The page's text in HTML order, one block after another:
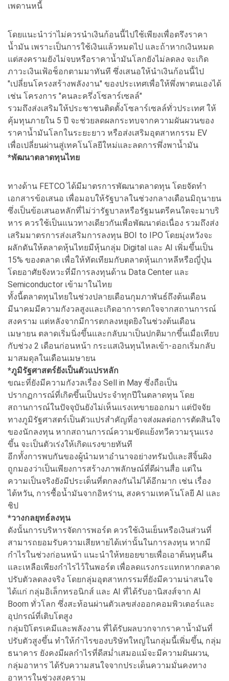
เพดานหนี้
โดยแนะนำว่าไม่ควรนำเงินก้อนนี้ไปใช้เพียงเพื่อตรึงราคา
น้ำมัน เพราะเป็นการใช้เงินแล้วหมดไป และถ้าหากเงินหมด
แต่สงครามยังไม่จบหรือราคาน้ำมันโลกยังไม่ลดลง จะเกิด
ภาวะเงินเฟ้อช็อกตามมาทันที ซึ่งเสนอให้นำเงินก้อนนี้ไป
"เปลี่ยนโครงสร้างพลังงาน" ของประเทศเพื่อให้พึ่งพาตนเองได้
เช่น โครงการ "คนละครึ่งโซลาร์เซลล์"
รวมถึงส่งเสริมให้ประชาชนติดตั้งโซลาร์เซลล์ทั่วประเทศ ให้
คุ้มทุนภายใน 5 ปี จะช่วยลดผลกระทบจากความผันผวนของ
ราคาน้ำมันโลกในระยะยาว หรือส่งเสริมอุตสาหกรรม EV
เพื่อเปลี่ยนผ่านสู่เทคโนโลยีใหม่และลดการพึ่งพาน้ำมัน
*พัฒนาตลาดทุนไทย
ทางด้าน FETCO ได้มีมาตรการพัฒนาตลาดทุน โดยจัดทำ
เอกสารข้อเสนอ เพื่อมอบให้รัฐบาลในช่วงกลางเดือนมิถุนายน
ซึ่งเป็นข้อเสนอหลักที่ไม่ว่ารัฐบาลหรือรัฐมนตรีคนใดจะมาบริ
หาร ควรใช้เป็นแนวทางเดียวกันเพื่อพัฒนาต่อเนื่อง รวมถึงส่ง
เสริมมาตรการส่งเสริมการลงทุน BOI to IPO โดยมุ่งหวังจะ
ผลักดันให้ตลาดหุ้นไทยมีหุ้นกลุ่ม Digital และ AI เพิ่มขึ้นเป็น
15% ของตลาด เพื่อให้ทัดเทียมกับตลาดหุ้นเกาหลีหรือญี่ปุ่น
โดยอาศัยจังหวะที่มีการลงทุนด้าน Data Center และ
Semiconductor เข้ามาในไทย
ทั้งนี้ตลาดทุนไทยในช่วงปลายเดือนกุมภาพันธ์ถึงต้นเดือน
มีนาคมมีความกังวลสูงและเกิดอาการตกใจจากสถานการณ์
สงคราม แต่หลังจากมีการตกลงหยุดยิงในช่วงต้นเดือน
เมษายน ตลาดเริ่มนิ่งขึ้นและกลับมาเป็นปกติมากขึ้นเมื่อเทียบ
กับช่วง 2 เดือนก่อนหน้า กระแสเงินทุนไหลเข้า-ออกเริ่มกลับ
มาสมดุลในเดือนเมษายน
*ภูมิรัฐศาสตร์ยังเป็นตัวแปรหลัก
ขณะที่ยังมีความกังวลเรื่อง Sell in May ซึ่งถือเป็น
ปรากฏการณ์ที่เกิดขึ้นเป็นประจำทุกปีในตลาดทุน โดย
สถานการณ์ในปัจจุบันยังไม่เห็นแรงเทขายออกมา แต่ปัจจัย
ทางภูมิรัฐศาสตร์เป็นตัวแปรสำคัญที่อาจส่งผลต่อการตัดสินใจ
ของนักลงทุน หากสถานการณ์ความขัดแย้งทวีความรุนแรง
ขึ้น จะเป็นตัวเร่งให้เกิดแรงขายทันที
อีกทั้งการพบกันของผู้นำมหาอำนาจอย่างทรัมป์และสีจิ้นผิง
ถูกมองว่าเป็นเพียงการสร้างภาพลักษณ์ที่ดีผ่านสื่อ แต่ใน
ความเป็นจริงยังมีประเด็นที่ตกลงกันไม่ได้อีกมาก เช่น เรื่อง
ไต้หวัน, การซื้อน้ำมันจากอิหร่าน, สงครามเทคโนโลยี AI และ
ชิป
*วางกลยุทธ์ลงทุน
ดังนั้นการบริหารจัดการพอร์ต ควรใช้เงินเย็นหรือเงินส่วนที่
สามารถยอมรับความเสียหายได้เท่านั้นในการลงทุน หากมี
กำไรในช่วงก่อนหน้า แนะนำให้ทยอยขายเพื่อเอาต้นทุนคืน
และเหลือเพียงกำไรไว้ในพอร์ต เพื่อลดแรงกระแทกหากตลาด
ปรับตัวลดลงจริง โดยกลุ่มอุตสาหกรรมที่ยังมีความน่าสนใจ
ได้แก่ กลุ่มอิเล็กทรอนิกส์ และ AI ที่ได้รับอานิสงส์จาก AI
Boom ทั่วโลก ซึ่งสะท้อนผ่านตัวเลขส่งออกคอมพิวเตอร์และ
อุปกรณ์ที่เติบโตสูง
กลุ่มปิโตรเคมีและพลังงาน ที่ได้รับผลบวกจากราคาน้ำมันที่
ปรับตัวสูงขึ้น ทำให้กำไรของบริษัทใหญ่ในกลุ่มนี้เพิ่มขึ้น, กลุ่ม
ธนาคาร ยังคงมีผลกำไรที่ดีสม่ำเสมอแม้จะมีความผันผวน,
กลุ่มอาหาร ได้รับความสนใจจากประเด็นความมั่นคงทาง
อาหารในช่วงสงคราม